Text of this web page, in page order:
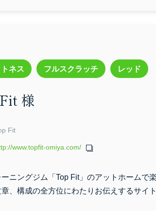
ネス フルスクラッチ レッド
様
Fit
www.topfit-omiya.com/
ニングジム「Top Fit」のアットホームで
、構成の全方位にわたりお伝えするサイト
ネイル
ム
その他